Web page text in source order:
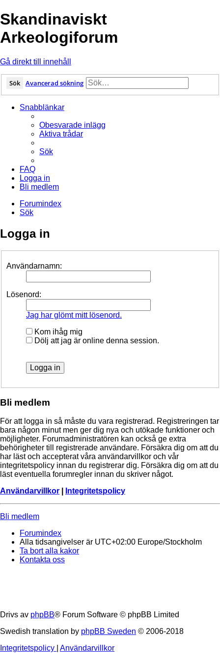
Skandinaviskt
Arkeologiforum
Gå direkt till innehåll
Sök Avancerad sökning
Snabblänkar
Obesvarade inlägg
Aktiva trådar
Sök
FAQ
Logga in
Bli medlem
Forumindex
Sök
Logga in
Användarnamn:
Lösenord:
Jag har glömt mitt lösenord.
Kom ihåg mig
Dölj att jag är online denna session.
Bli medlem
För att logga in så måste du vara registrerad. Registreringen tar
bara någon minut men ger dig nya och utökade funktioner och
möjligheter. Forumadministratören kan också ge extra
behörigheter till registrerade användare. Försäkra dig om att du
har läst och accepterat våra användarvillkor och vår
integritetspolicy innan du registrerar dig. Försäkra dig om att du
läst eventuella forumregler innan du skriver något.
Användarvillkor
Integritetspolicy
Bli medlem
Forumindex
Alla tidsangivelser är UTC+02:00 Europe/Stockholm
Ta bort alla kakor
Kontakta oss
Drivs av phpBB® Forum Software © phpBB Limited
Swedish translation by phpBB Sweden © 2006-2018
Integritetspolicy
Användarvillkor